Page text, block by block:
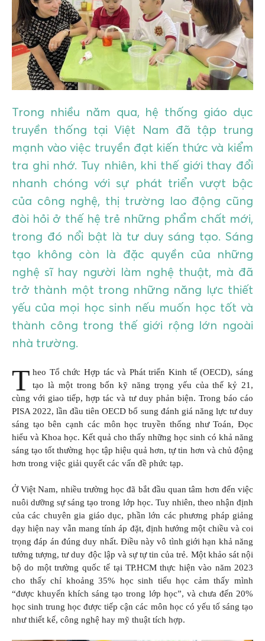
GIÁO DỤC
KỲ NGHỈ & ĐIỂM ĐẾN
QUÀ TẶNG & SỰ KIỆN
Trong nhiều năm qua, hệ thống giáo dục
truyền thống tại Việt Nam đã tập trung
mạnh vào việc truyền đạt kiến thức và kiểm
tra ghi nhớ. Tuy nhiên, khi thế giới thay đổi
nhanh chóng với sự phát triển vượt bậc
của công nghệ, thị trường lao động cũng
đòi hỏi ở thế hệ trẻ những phẩm chất mới,
trong đó nổi bật là tư duy sáng tạo. Sáng
tạo không còn là đặc quyền của những
nghệ sĩ hay người làm nghệ thuật, mà đã
trở thành một trong những năng lực thiết
yếu của mọi học sinh nếu muốn học tốt và
thành công trong thế giới rộng lớn ngoài
nhà trường.
T heo Tổ chức Hợp tác và Phát triển Kinh tế (OECD), sáng
tạo là một trong bốn kỹ năng trọng yếu của thế kỷ 21,
cùng với giao tiếp, hợp tác và tư duy phản biện. Trong báo cáo
PISA 2022, lần đầu tiên OECD bổ sung đánh giá năng lực tư duy
sáng tạo bên cạnh các môn học truyền thống như Toán, Đọc
hiểu và Khoa học. Kết quả cho thấy những học sinh có khả năng
sáng tạo tốt thường học tập hiệu quả hơn, tự tin hơn và chủ động
hơn trong việc giải quyết các vấn đề phức tạp.
Ở Việt Nam, nhiều trường học đã bắt đầu quan tâm hơn đến việc
nuôi dưỡng sự sáng tạo trong lớp học. Tuy nhiên, theo nhận định
của các chuyên gia giáo dục, phần lớn các phương pháp giảng
dạy hiện nay vẫn mang tính áp đặt, định hướng một chiều và coi
trọng đáp án đúng duy nhất. Điều này vô tình giới hạn khả năng
tưởng tượng, tư duy độc lập và sự tự tin của trẻ. Một khảo sát nội
bộ do một trường quốc tế tại TP.HCM thực hiện vào năm 2023
cho thấy chỉ khoảng 35% học sinh tiểu học cảm thấy mình
“được khuyến khích sáng tạo trong lớp học”, và chưa đến 20%
học sinh trung học được tiếp cận các môn học có yếu tố sáng tạo
như thiết kế, công nghệ hay mỹ thuật tích hợp.